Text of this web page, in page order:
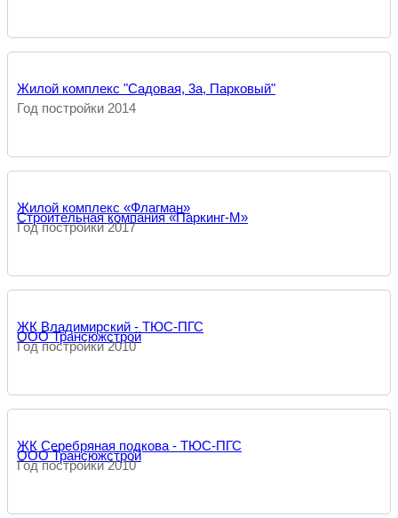
Жилой комплекс "Садовая, 3а, Парковый"
Год постройки 2014
Жилой комплекс «Флагман»
Строительная компания «Паркинг-М»
Год постройки 2017
ЖК Владимирский - ТЮС-ПГС
ООО Трансюжстрой
Год постройки 2010
ЖК Серебряная подкова - ТЮС-ПГС
ООО Трансюжстрой
Год постройки 2010